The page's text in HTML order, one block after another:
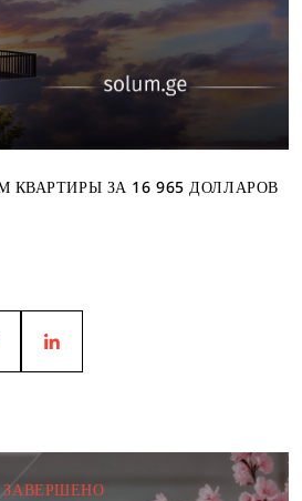
КВАРТИРЫ ЗА 16 965 ДОЛЛАРОВ
ЗАВЕРШЕНО